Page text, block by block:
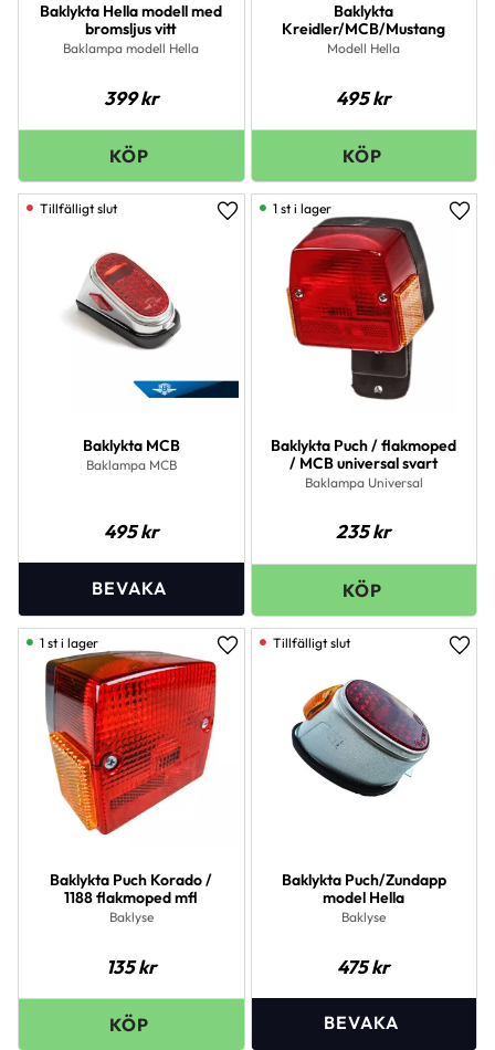
Baklykta Hella modell med
bromsljus vitt
Baklampa modell Hella
399kr
Baklykta
Kreidler/MCB/Mustang
Modell Hella
495kr
Baklykta MCB
Baklampa MCB
495kr
Lägg till i favoriter
Baklykta Puch / flakmoped
/ MCB universal svart
Baklampa Universal
235kr
1 st i lager
Baklykta Puch Korado /
1188 flakmoped mfl
Baklyse
135kr
Lägg till i favoriter
1 st i lager
Baklykta Puch/Zundapp
model Hella
Baklyse
475kr